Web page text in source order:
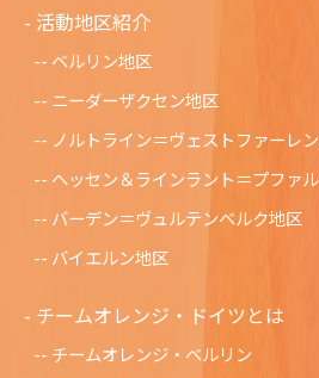
活動地区紹介
ベルリン地区
ニーダーザクセン地区
ノルトライン＝ヴェストファーレ
ヘッセン＆ラインラント＝プファ
バーデン＝ヴュルテンベルク地区
バイエルン地区
チームオレンジ・ドイツとは
チームオレンジ・ベルリン